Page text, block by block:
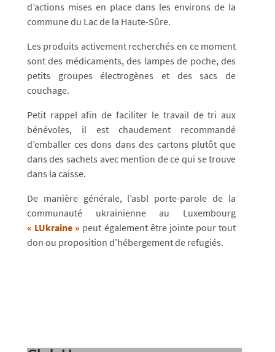
d’actions mises en place dans les environs de la
commune du Lac de la Haute-Sûre.
Les produits activement recherchés en ce moment
sont des médicaments, des lampes de poche, des
petits groupes électrogènes et des sacs de
couchage.
Petit rappel afin de faciliter le travail de tri aux
bénévoles, il est chaudement recommandé
d’emballer ces dons dans des cartons plutôt que
dans des sachets avec mention de ce qui se trouve
dans la caisse.
De manière générale, l’asbl porte-parole de la
communauté ukrainienne au Luxembourg
« LUkraine » peut également être jointe pour tout
don ou proposition d’hébergement de refugiés.